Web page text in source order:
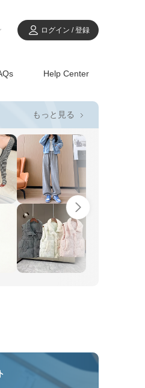
ログイン / 登録
Help Center
もっと見る 